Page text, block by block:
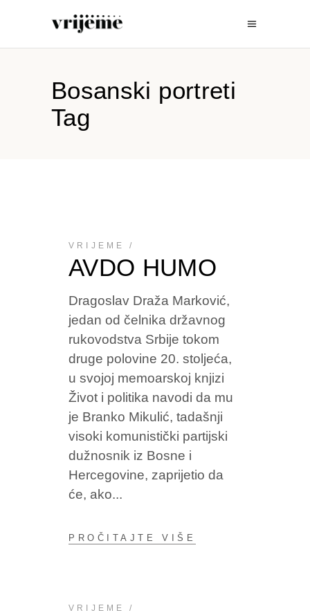
Bosanski portreti
Tag
VRIJEME
AVDO HUMO
Dragoslav Draža Marković,
jedan od čelnika državnog
rukovodstva Srbije tokom
druge polovine 20. stoljeća,
u svojoj memoarskoj knjizi
Život i politika navodi da mu
je Branko Mikulić, tadašnji
visoki komunistički partijski
dužnosnik iz Bosne i
Hercegovine, zaprijetio da
će, ako
PROČITAJTE VIŠE
VRIJEME